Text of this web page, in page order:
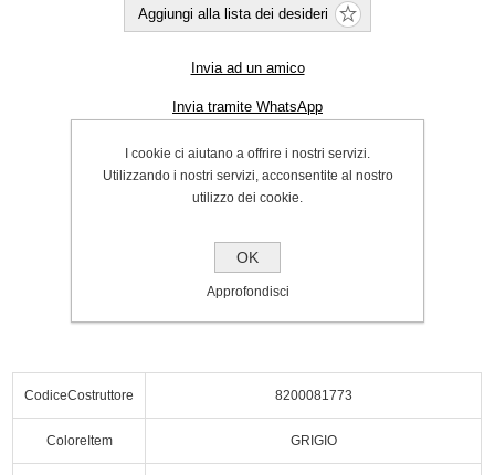
Aggiungi alla lista dei desideri
Invia ad un amico
Invia tramite WhatsApp
SPEDIZIONE INCLUSA
Acquista
CodiceCostruttore 8200081773
ColoreItem GRIGIO
I cookie ci aiutano a offrire i nostri servizi.
Utilizzando i nostri servizi, acconsentite al nostro
utilizzo dei cookie.
OK
Approfondisci